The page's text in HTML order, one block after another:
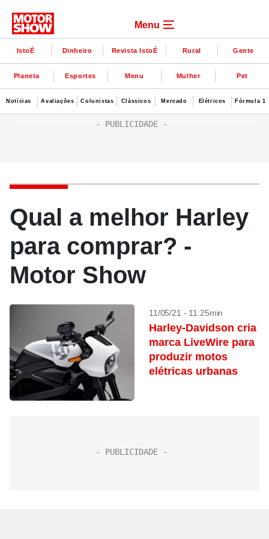
Menu
IstoÉ Dinheiro Revista IstoÉ Rural Gente
Planeta Esportes Menu Mulher Pet
Notícias Avaliações Colunistas Clássicos Mercado Elétricos Fórmula 1
Qual a melhor Harley
para comprar? -
Motor Show
11/05/21 - 11:25min
Harley-Davidson cria
marca LiveWire para
produzir motos
elétricas urbanas